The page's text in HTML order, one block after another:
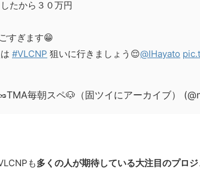
たから３０万円
すぎます😁
#VLCNP 狙いに行きましょう😌@IHayato
毎朝スペ🐶（固ツイにアーカイブ）
も多くの人が期待している大注目のプロジ